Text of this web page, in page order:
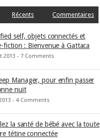
Récents Commentaires
self, objets connectés et
fiction : Bienvenue à Gattaca
2013 - 7 Comments
Manager, pour enfin passer
nuit
- 4 Comments
la santé de bébé avec la toute
tétine connectée